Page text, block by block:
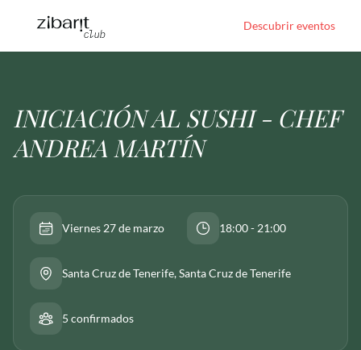
Descubrir eventos
INICIACIÓN AL SUSHI - CHEF
ANDREA MARTÍN
Viernes 27 de marzo 18:00 - 21:00
Santa Cruz de Tenerife, Santa Cruz de Tenerife
5 confirmados